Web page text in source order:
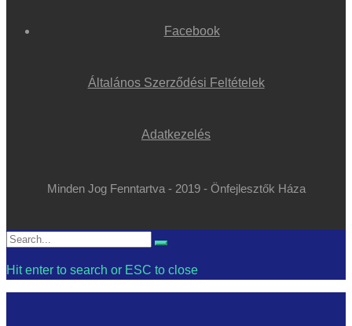
Facebook
Általános Szerződési Feltételek
Adatkezelés
Minden Jog Fenntartva - 2019 - Önfejlesztők Háza
Search
Search
Hit enter to search or ESC to close